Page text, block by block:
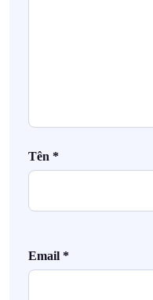
Tên *
Email *